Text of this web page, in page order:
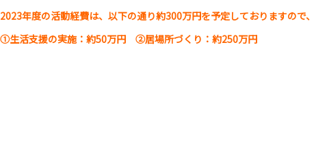
2023年度の活動経費は、以下の通り約300万円を予定しておりますので
①生活支援の実施：約50万円 ②居場所づくり：約250万円